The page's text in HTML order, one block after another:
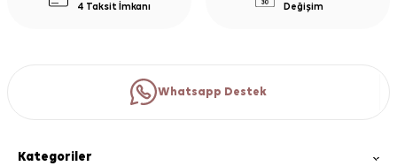
4 Taksit İmkanı
Değişim
Whatsapp Destek
Kategoriler